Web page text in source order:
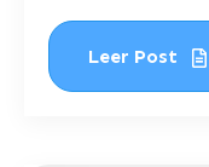
Leer Post